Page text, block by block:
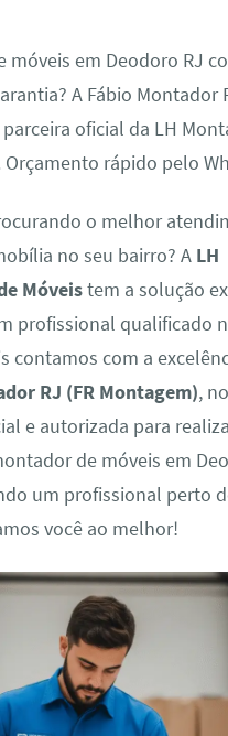
móveis em Deodoro RJ
A Fábio Montador
oficial da LH
Orçamento rápido pelo
o melhor
no seu bairro? A LH
Móveistem a solução
profissional qualificado
contamos com a
RJ (FR Montagem),
e autorizada para
de móveis em
um profissional perto
você ao melhor!